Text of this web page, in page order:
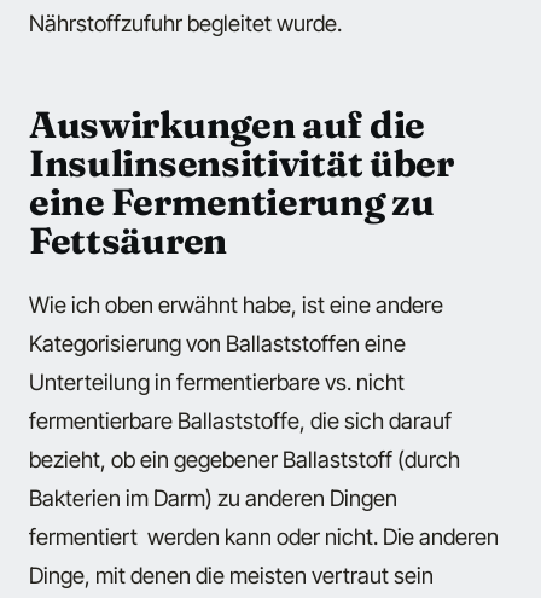
Nährstoffzufuhr begleitet wurde.
Auswirkungen auf die
Insulinsensitivität über
eine Fermentierung zu
Fettsäuren
Wie ich oben erwähnt habe, ist eine andere
Kategorisierung von Ballaststoffen eine
Unterteilung in fermentierbare vs. nicht
fermentierbare Ballaststoffe, die sich darauf
bezieht, ob ein gegebener Ballaststoff (durch
Bakterien im Darm) zu anderen Dingen
fermentiert werden kann oder nicht. Die anderen
Dinge, mit denen die meisten vertraut sein